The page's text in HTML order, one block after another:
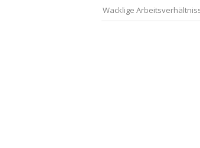
Wacklige